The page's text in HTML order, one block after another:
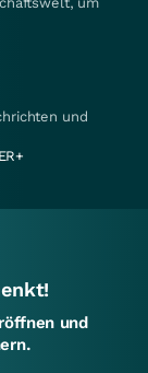
und
und